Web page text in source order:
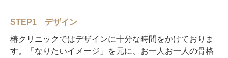
STEP1 デザイン
椿クリニックではデザインに十分な時間をかけておりま
す。「なりたいイメージ」を元に、お一人お一人の骨格